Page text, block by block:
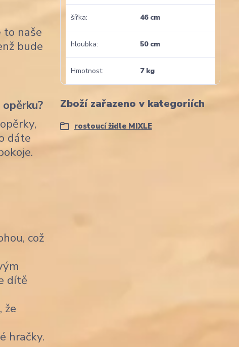
to naše
bude
dáte
což
dítě
že
hračky.
šířka 46 cm
hloubka 50 cm
Hmotnost 7 kg
Zboží zařazeno v kategoriích
rostoucí židle MIXLE